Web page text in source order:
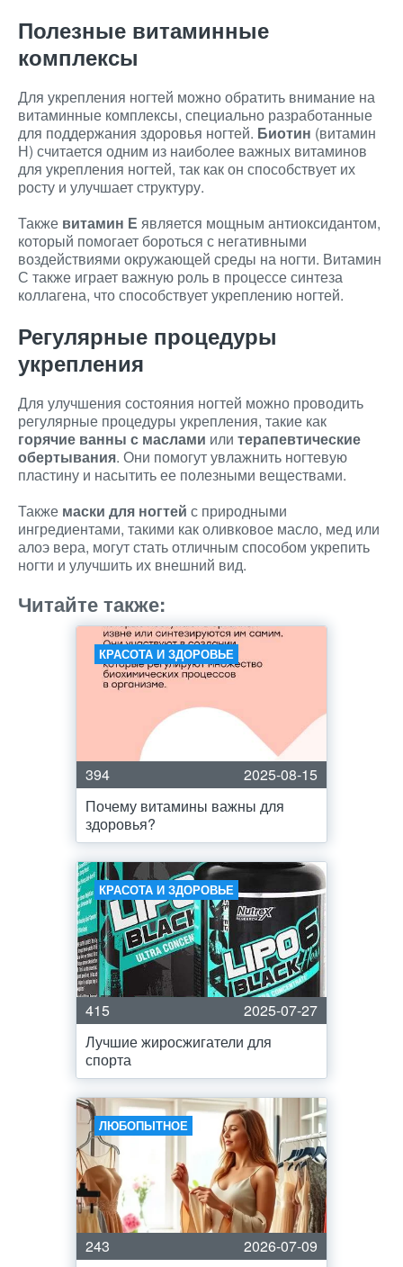
Полезные витаминные
комплексы
Для укрепления ногтей можно обратить внимание на
витаминные комплексы, специально разработанные
для поддержания здоровья ногтей. Биотин (витамин
Н) считается одним из наиболее важных витаминов
для укрепления ногтей, так как он способствует их
росту и улучшает структуру.
Также витамин Е является мощным антиоксидантом,
который помогает бороться с негативными
воздействиями окружающей среды на ногти. Витамин
С также играет важную роль в процессе синтеза
коллагена, что способствует укреплению ногтей.
Регулярные процедуры
укрепления
Для улучшения состояния ногтей можно проводить
регулярные процедуры укрепления, такие как
горячие ванны с маслами или терапевтические
обертывания. Они помогут увлажнить ногтевую
пластину и насытить ее полезными веществами.
Также маски для ногтей с природными
ингредиентами, такими как оливковое масло, мед или
алоэ вера, могут стать отличным способом укрепить
ногти и улучшить их внешний вид.
Читайте также:
КРАСОТА И ЗДОРОВЬЕ
394
2025-08-15
Почему витамины важны для
здоровья?
КРАСОТА И ЗДОРОВЬЕ
415
2025-07-27
Лучшие жиросжигатели для
спорта
ЛЮБОПЫТНОЕ
243 2026-07-09